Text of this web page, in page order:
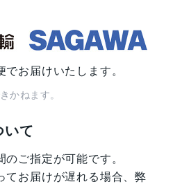
お届けいたします。
かねます。
いて
ご指定が可能です。
てお届けが遅れる場合、弊